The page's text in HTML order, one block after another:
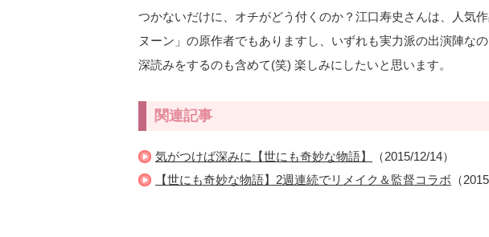
つかないだけに、オチがどう付くのか？江口寿史さんは、人気
ヌーン」の原作者でもありますし、いずれも実力派の出演陣な
深読みをするのも含めて(笑) 楽しみにしたいと思います。
関連記事
気がつけば深みに【世にも奇妙な物語】
（2015/12/14）
【世にも奇妙な物語】2週連続でリメイク＆監督コラボ （